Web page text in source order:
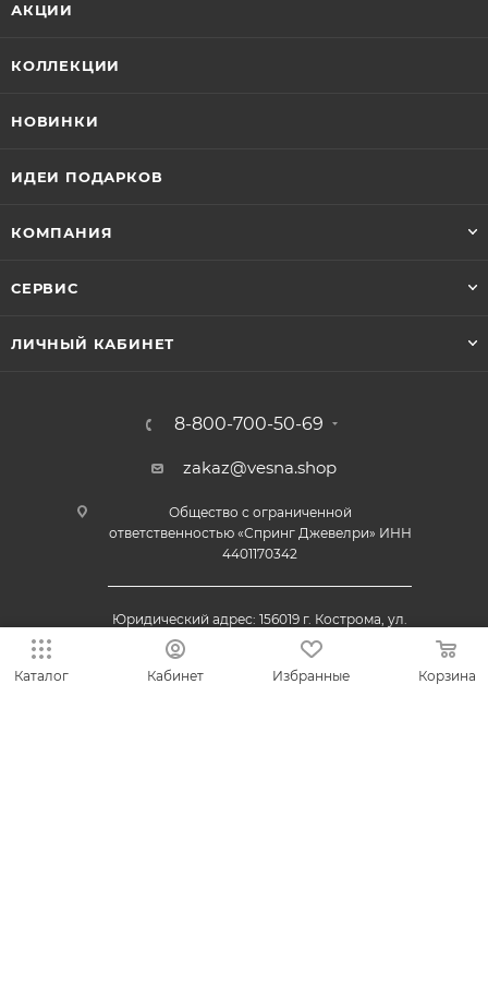
АКЦИИ
КОЛЛЕКЦИИ
НОВИНКИ
ИДЕИ ПОДАРКОВ
КОМПАНИЯ
СЕРВИС
ЛИЧНЫЙ КАБИНЕТ
8-800-700-50-69
zakaz@vesna.shop
Общество с ограниченной
ответственностью «Спринг Джевелри» ИНН
4401170342
Юридический адрес: 156019 г. Кострома, ул.
Индустриальная, д. 50/2, помещение 9, к. 19.
Каталог Кабинет Избранные Корзина